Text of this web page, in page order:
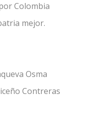
Colombia
mejor.
Osma
Contreras